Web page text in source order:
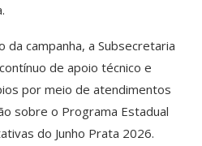
campanha, a Subsecretaria
de apoio técnico e
por meio de atendimentos
sobre o Programa Estadual
do Junho Prata 2026.